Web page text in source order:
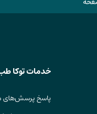
خدمات توکا
پاسخ پرسش‌های